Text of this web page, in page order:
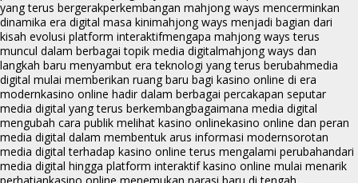
yang terus bergerakperkembangan mahjong ways mencerminkan
dinamika era digital masa kinimahjong ways menjadi bagian dari
kisah evolusi platform interaktifmengapa mahjong ways terus
muncul dalam berbagai topik media digitalmahjong ways dan
langkah baru menyambut era teknologi yang terus berubahmedia
digital mulai memberikan ruang baru bagi kasino online di era
modernkasino online hadir dalam berbagai percakapan seputar
media digital yang terus berkembangbagaimana media digital
mengubah cara publik melihat kasino onlinekasino online dan peran
media digital dalam membentuk arus informasi modernsorotan
media digital terhadap kasino online terus mengalami perubahandari
media digital hingga platform interaktif kasino online mulai menarik